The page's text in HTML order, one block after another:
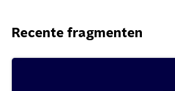
Recente fragmenten